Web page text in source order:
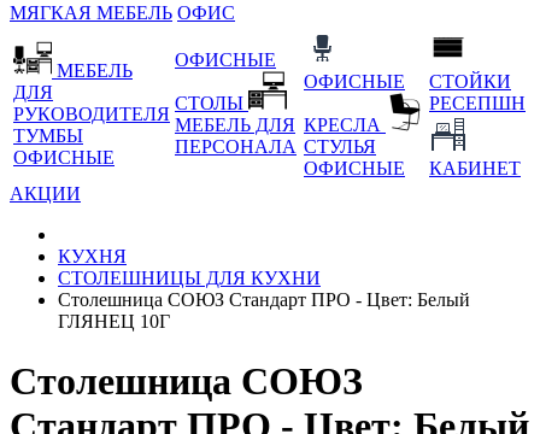
МЯГКАЯ МЕБЕЛЬ ОФИС
МЕБЕЛЬ
ДЛЯ
РУКОВОДИТЕЛЯ
ТУМБЫ
ОФИСНЫЕ
ОФИСНЫЕ
СТОЛЫ
МЕБЕЛЬ ДЛЯ
ПЕРСОНАЛА
ОФИСНЫЕ
КРЕСЛА
СТУЛЬЯ
ОФИСНЫЕ
СТОЙКИ
РЕСЕПШН
КАБИНЕТ
АКЦИИ
КУХНЯ
СТОЛЕШНИЦЫ ДЛЯ КУХНИ
Столешница СОЮЗ Стандарт ПРО - Цвет: Белый
ГЛЯНЕЦ 10Г
Столешница СОЮЗ
Стандарт ПРО - Цвет: Белый